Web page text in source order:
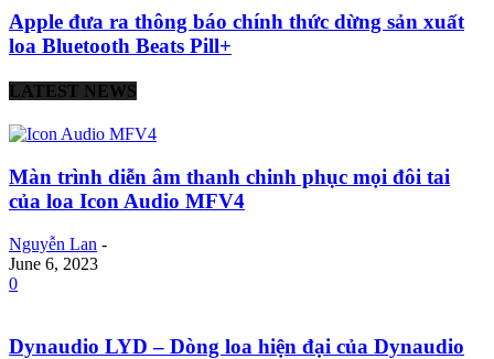
Apple đưa ra thông báo chính thức dừng sản xuất
loa Bluetooth Beats Pill+
LATEST NEWS
Màn trình diễn âm thanh chinh phục mọi đôi tai
của loa Icon Audio MFV4
Nguyễn Lan -
June 6, 2023
0
Dynaudio LYD – Dòng loa hiện đại của Dynaudio